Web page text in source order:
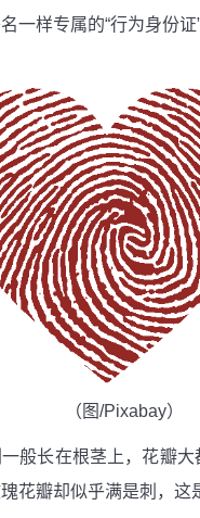
一样专属的“行为身份证”
（图/Pixabay）
长在根茎上，花瓣大
花瓣却似乎满是刺，这